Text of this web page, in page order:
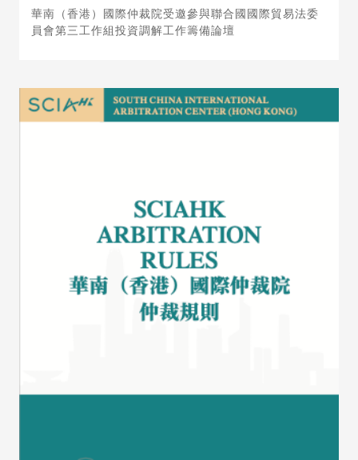
華南（香港）國際仲裁院受邀參與聯合國國際貿易法委
員會第三工作組投資調解工作籌備論壇